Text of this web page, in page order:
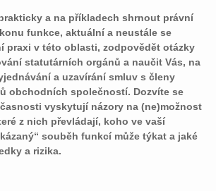
a na příkladech shrnout právní
funkce, aktuální a neustále se
praxi v této oblasti, zodpovědět otázky
statutárních orgánů a naučit Vás, na
a uzavírání smluv s členy
obchodních společností. Dozvíte se
vyskytují názory na (ne)možnost
z nich převládají, koho ve vaší
souběh funkcí může týkat a jaké
a rizika.